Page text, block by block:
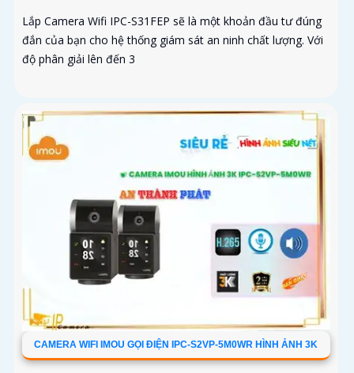
Lắp Camera Wifi IPC-S31FEP sẽ là một khoản đầu tư đúng
đắn của bạn cho hệ thống giám sát an ninh chất lượng. Với
độ phân giải lên đến 3
CAMERA WIFI IMOU GỌI ĐIỆN IPC-S2VP-5M0WR HÌNH ẢNH 3K